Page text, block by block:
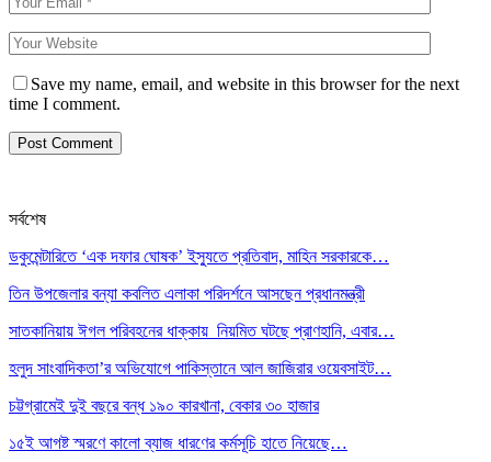
Save my name, email, and website in this browser for the next
time I comment.
সর্বশেষ
ডকুমেন্টারিতে ‘এক দফার ঘোষক’ ইস্যুতে প্রতিবাদ, মাহিন সরকারকে…
তিন উপজেলার বন্যা কবলিত এলাকা পরিদর্শনে আসছেন প্রধানমন্ত্রী
সাতকানিয়ায় ঈগল পরিবহনের ধাক্কায় নিয়মিত ঘটছে প্রাণহানি, এবার…
হলুদ সাংবাদিকতা’র অভিযোগে পাকিস্তানে আল জাজিরার ওয়েবসাইট…
চট্টগ্রামেই দুই বছরে বন্ধ ১৯০ কারখানা, বেকার ৩০ হাজার
১৫ই আগষ্ট স্মরণে কালো ব্যাজ ধারণের কর্মসূচি হাতে নিয়েছে…